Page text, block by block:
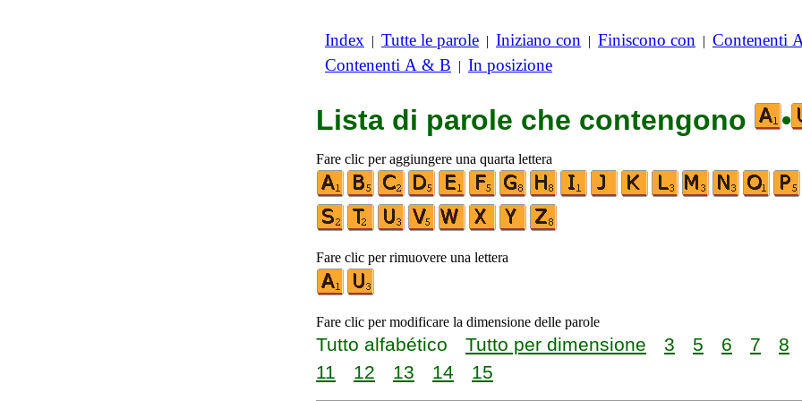
Index | Tutte le parole | Iniziano con | Finiscono con | Contenenti
Contenenti A & B | In posizione
Lista di parole che contengono •
Fare clic per aggiungere una quarta lettera
Fare clic per rimuovere una lettera
Fare clic per modificare la dimensione delle parole
Tutto alfabético Tutto per dimensione 3 5 6 7 8
11
12 13 14 15